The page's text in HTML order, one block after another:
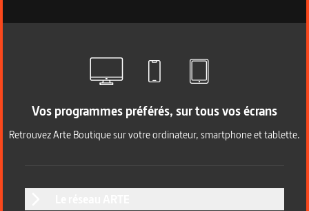
Vos programmes préférés, sur tous vos écrans
Retrouvez Arte Boutique sur votre ordinateur, smartphone et tablette.